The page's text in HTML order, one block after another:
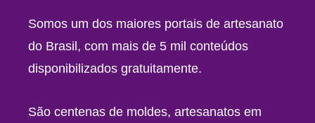
Somos um dos maiores portais de artesanato
do Brasil, com mais de 5 mil conteúdos
disponibilizados gratuitamente.
São centenas de moldes, artesanatos em